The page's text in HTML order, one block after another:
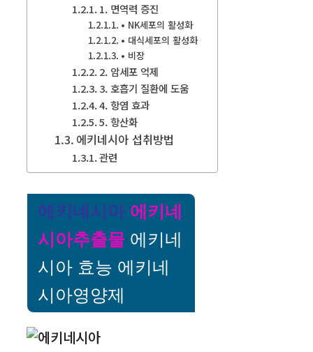
1. 면역력 증진
• NK세포의 활성화
• 대식세포의 활성화
• 비장
2. 암세포 억제
3. 호흡기 질환에 도움
4. 항염 효과
5. 항산화
에키네시아 섭취방법
관련
에키네시아 에키네
시아추출물 에키네
시아 효능 에키네
시아영양제